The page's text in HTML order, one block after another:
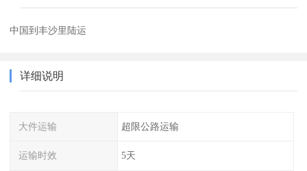
中国到丰沙里陆运
详细说明
大件运输 超限公路运输
运输时效 5天